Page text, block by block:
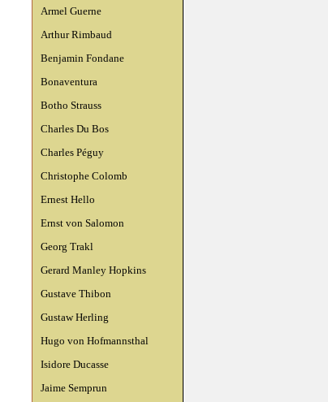
Armel Guerne
Arthur Rimbaud
Benjamin Fondane
Bonaventura
Botho Strauss
Charles Du Bos
Charles Péguy
Christophe Colomb
Ernest Hello
Ernst von Salomon
Georg Trakl
Gerard Manley Hopkins
Gustave Thibon
Gustaw Herling
Hugo von Hofmannsthal
Isidore Ducasse
Jaime Semprun